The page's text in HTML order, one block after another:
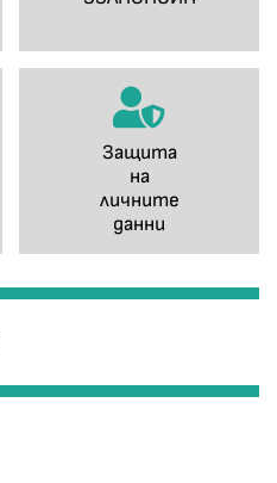
Защита
на
личните
данни